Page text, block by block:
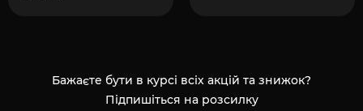
Бажаєте бути в курсі всіх акцій та знижок?
Підпишіться на розсилку